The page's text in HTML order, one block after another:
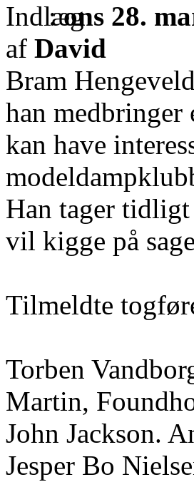
:ons 28.
af David
Bram
han medbringer
kan have
Han tager tidligt
vil kigge på
Tilmeldte
Torben
Martin,
John Jackson.
Jesper Bo